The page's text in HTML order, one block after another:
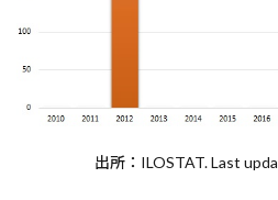
出所：ILOSTAT. Last